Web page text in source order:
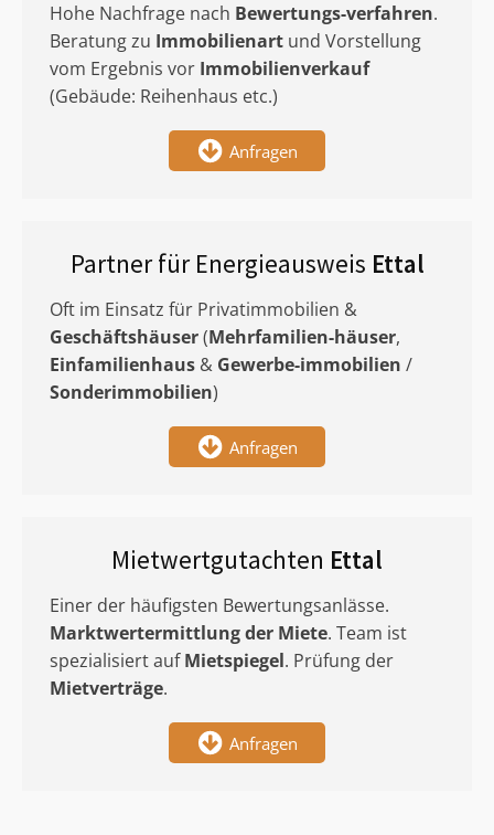
Hohe Nachfrage nach Bewertungs-verfahren.
Beratung zu Immobilienart und Vorstellung
vom Ergebnis vor Immobilienverkauf
(Gebäude: Reihenhaus etc.)
Anfragen
Partner für Energieausweis Ettal
Oft im Einsatz für Privatimmobilien &
Geschäftshäuser(Mehrfamilien-häuser,
Einfamilienhaus & Gewerbe-immobilien /
Sonderimmobilien)
Anfragen
Mietwertgutachten Ettal
Einer der häufigsten Bewertungsanlässe.
Marktwertermittlungder Miete. Team ist
spezialisiert aufMietspiegel. Prüfung der
Mietverträge.
Anfragen